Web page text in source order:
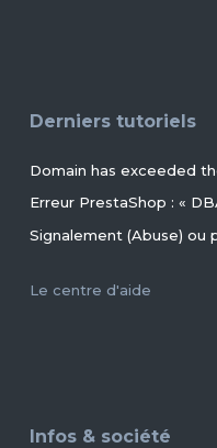
Derniers tutoriels
Le centre d'aide
Infos & société